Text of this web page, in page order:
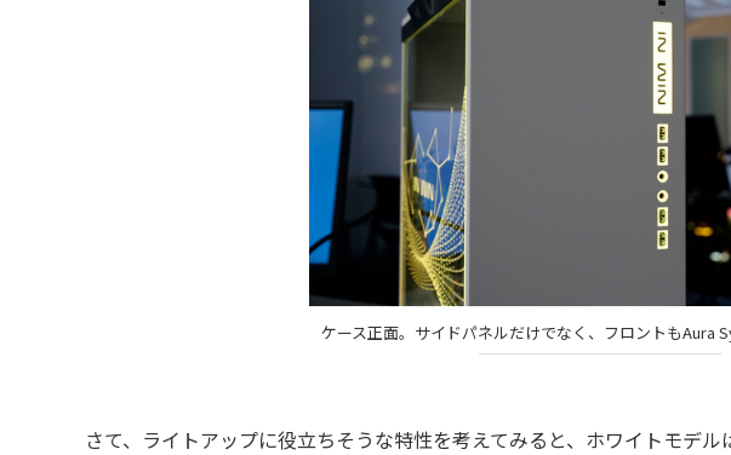
ケース正面。サイドパネルだけでなく、フロントもAura
さて、ライトアップに役立ちそうな特性を考えてみると、ホワイトモデ